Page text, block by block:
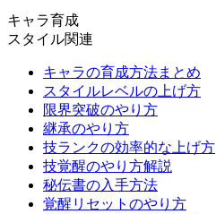
キャラ育成
スタイル関連
キャラの育成方法まとめ
スタイルレベルの上げ方
限界突破のやり方
継承のやり方
技ランクの効率的な上げ方
技覚醒のやり方解説
秘伝書の入手方法
覚醒リセットのやり方